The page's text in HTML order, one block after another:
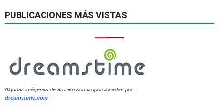
PUBLICACIONES MÁS VISTAS
Algunas imágenes de archivo son proporcionadas por:
dreamstime.com